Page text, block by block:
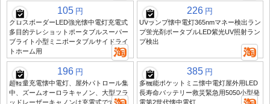
105 円
クロスボーダーLED強光懐中電灯充電式
多目的テレショットポータブルスーパー
ブライト小型ミニポータブルサイドライ
トホーム用
226 円
UVランプ懐中電灯365nmマネー検出ラン
プ蛍光剤ポータブルLED紫光UV照射ラン
プ検出
196 円
超軽量充電懐中電灯、屋外パトロール集
中、ズームオーロラキャノン、大型フラ
ッドレーザーキャノンは充電式です。
385 円
多機能ポケットミニ懐中電灯屋外用LED
長寿命バッテリー救災緊急用5050小型発
電第2世代懐中電灯